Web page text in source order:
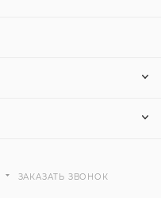
ЗАКАЗАТЬ ЗВОНОК